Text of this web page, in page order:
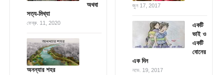
অথবা
সত্য-মিথ্যা
ফেব্রু. 11, 2020
অনন্যার শহর
জুন 17, 2017
একটি
ভাই ও
একটি
বোনের
এক দিন
নভে. 19, 2017